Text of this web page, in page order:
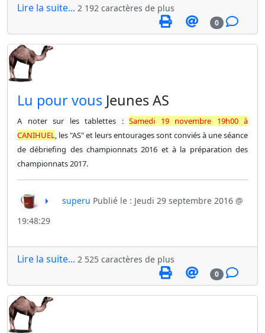
Lire la suite... 2 192 caractères de plus
0
​Lu pour vous Jeunes AS
A noter sur les tablettes : Samedi 19 novembre 19h00 à
CANIHUEL, les "AS" et leurs entourages sont conviés à une séance
de débriefing des championnats 2016 et à la préparation des
championnats 2017.
superu Publié le : Jeudi 29 septembre 2016 @
19:48:29
Lire la suite... 2 525 caractères de plus
0